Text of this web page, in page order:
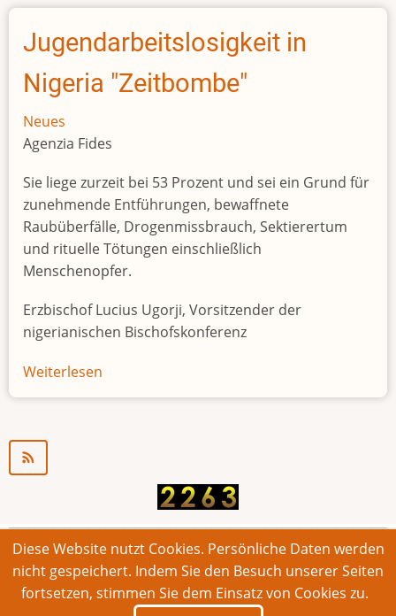
Größe
Jugendarbeitslosigkeit in
Nigeria "Zeitbombe"
Neues
Agenzia Fides
Sie liege zurzeit bei 53 Prozent und sei ein Grund für
zunehmende Entführungen, bewaffnete
Raubüberfälle, Drogenmissbrauch, Sektierertum
und rituelle Tötungen einschließlich
Menschenopfer.
Erzbischof Lucius Ugorji, Vorsitzender der
nigerianischen Bischofskonferenz
Weiterlesen
Jugendarbeitslosigkeit
© 2026 Bonner Aufruf. Alle Rechte vorbehalten.
Footer
Impressum Kontakt Intern
Diese Website nutzt Cookies. Persönliche Daten werden
nicht gespeichert. Indem Sie den Besuch unserer Seiten
fortsetzen, stimmen Sie dem Einsatz von Cookies zu.